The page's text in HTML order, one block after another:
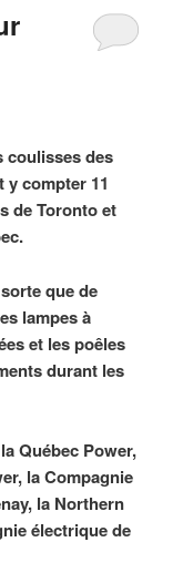
coulisses des
y compter 11
de Toronto et
que de
lampes à
et les poêles
durant les
Québec Power,
la Compagnie
la Northern
électrique de